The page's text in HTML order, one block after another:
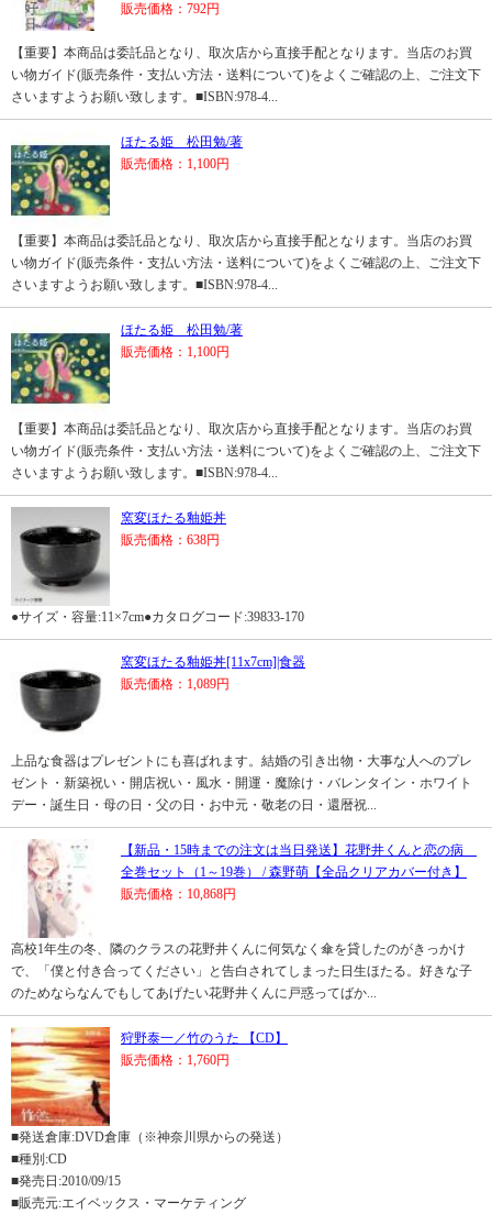
販売価格：792円
【重要】本商品は委託品となり、取次店から直接手配となります。当店のお買
い物ガイド(販売条件・支払い方法・送料について)をよくご確認の上、ご注文下
さいますようお願い致します。■ISBN:978-4...
ほたる姫 松田勉/著
販売価格：1,100円
【重要】本商品は委託品となり、取次店から直接手配となります。当店のお買
い物ガイド(販売条件・支払い方法・送料について)をよくご確認の上、ご注文下
さいますようお願い致します。■ISBN:978-4...
ほたる姫 松田勉/著
販売価格：1,100円
【重要】本商品は委託品となり、取次店から直接手配となります。当店のお買
い物ガイド(販売条件・支払い方法・送料について)をよくご確認の上、ご注文下
さいますようお願い致します。■ISBN:978-4...
窯変ほたる釉姫丼
販売価格：638円
●サイズ・容量:11×7cm●カタログコード:39833-170
窯変ほたる釉姫丼[11x7cm]|食器
販売価格：1,089円
上品な食器はプレゼントにも喜ばれます。結婚の引き出物・大事な人へのプレ
ゼント・新築祝い・開店祝い・風水・開運・魔除け・バレンタイン・ホワイト
デー・誕生日・母の日・父の日・お中元・敬老の日・還暦祝...
【新品・15時までの注文は当日発送】花野井くんと恋の病
全巻セット（1～19巻） / 森野萌【全品クリアカバー付き】
販売価格：10,868円
高校1年生の冬、隣のクラスの花野井くんに何気なく傘を貸したのがきっかけ
で、「僕と付き合ってください」と告白されてしまった日生ほたる。好きな子
のためならなんでもしてあげたい花野井くんに戸惑ってばか...
狩野泰一／竹のうた 【CD】
販売価格：1,760円
■発送倉庫:DVD倉庫（※神奈川県からの発送）
■種別:CD
■発売日:2010/09/15
■販売元:エイベックス・マーケティング